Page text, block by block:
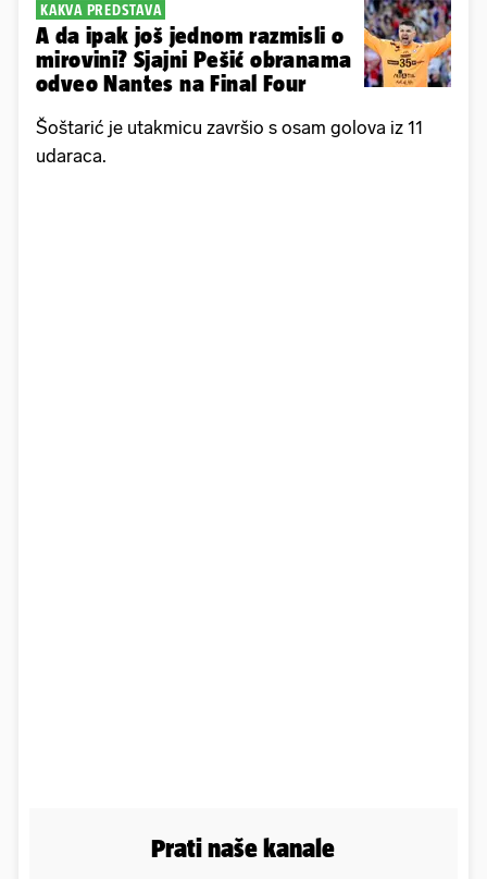
KAKVA PREDSTAVA
A da ipak još jednom razmisli o
mirovini? Sjajni Pešić obranama
odveo Nantes na Final Four
Šoštarić je utakmicu završio s osam golova iz 11
udaraca.
Prati naše kanale